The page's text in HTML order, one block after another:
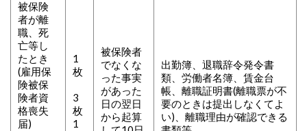
被保険
者が離
職、死
亡等し
たとき
(雇用保
険被保
険者資
格喪失
届)
1
枚
3
枚
1
被保険者
でなくな
った事実
があった
日の翌日
から起算
出勤簿、退職辞令発令書
類、労働者名簿、賃金台
帳、離職証明書(離職票が不
要のときは提出しなくてよ
い)、離職理由が確認できる